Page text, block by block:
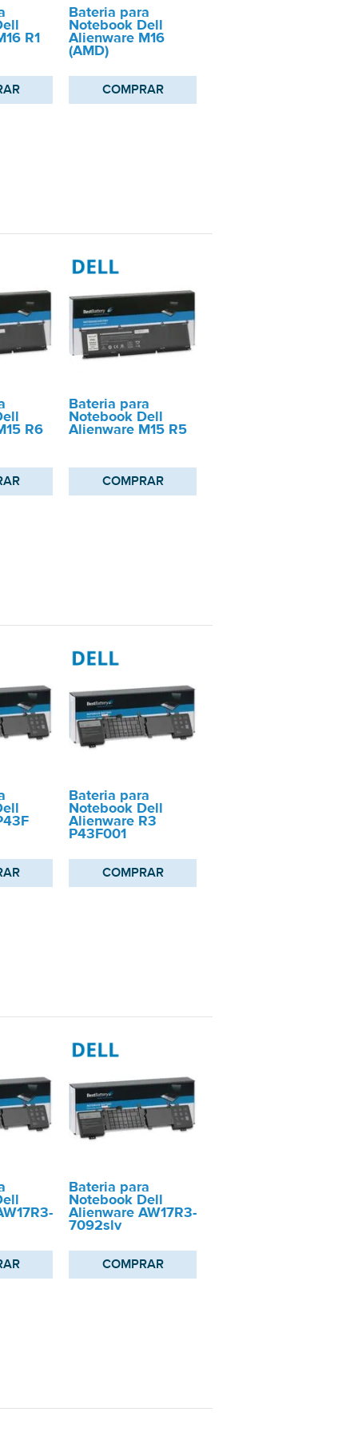
R1
Bateria para
Notebook Dell
Alienware M16
(AMD)
COMPRAR
R6
Bateria para
Notebook Dell
Alienware M15 R5
COMPRAR
Bateria para
Notebook Dell
Alienware R3
P43F001
COMPRAR
Bateria para
Notebook Dell
Alienware AW17R3-
7092slv
COMPRAR